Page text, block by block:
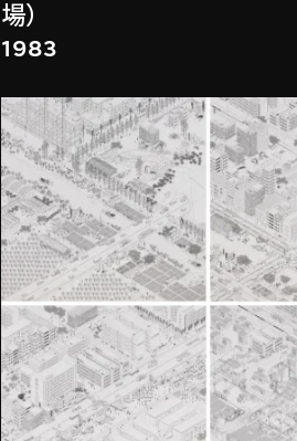
場）
1983